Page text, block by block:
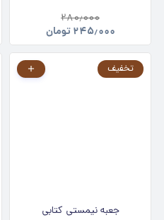
۲۸۰٫۰۰۰
۲۴۵٫۰۰۰ تومان
تخفیف
جعبه نیمستی کتابی